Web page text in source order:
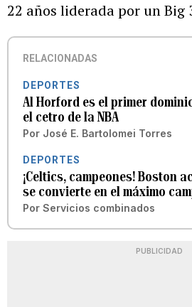
22 años liderada por un Big
RELACIONADAS
DEPORTES
Al Horford es el primer
el cetro de la NBA
Por José E. Bartolomei Torres
DEPORTES
¡Celtics, campeones! Boston
se convierte en el máximo
Por Servicios combinados
PUBLICIDAD